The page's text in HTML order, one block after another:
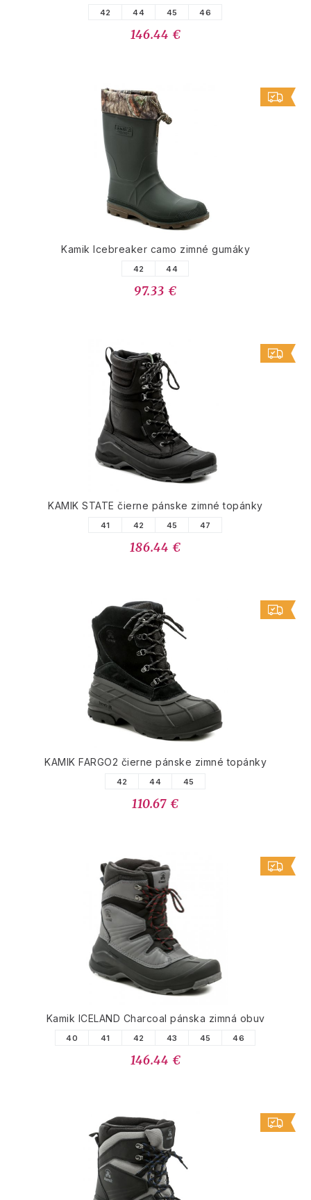
42 44 45 46
146.44 €
Kamik Icebreaker camo zimné gumáky
42 44
97.33 €
KAMIK STATE čierne pánske zimné topánky
41 42 45 47
186.44 €
KAMIK FARGO2 čierne pánske zimné topánky
42 44 45
110.67 €
Kamik ICELAND Charcoal pánska zimná obuv
40 41 42 43 45 46
146.44 €